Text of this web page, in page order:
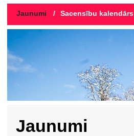
Jaunumi / Sacensību kalendārs
Jaunumi